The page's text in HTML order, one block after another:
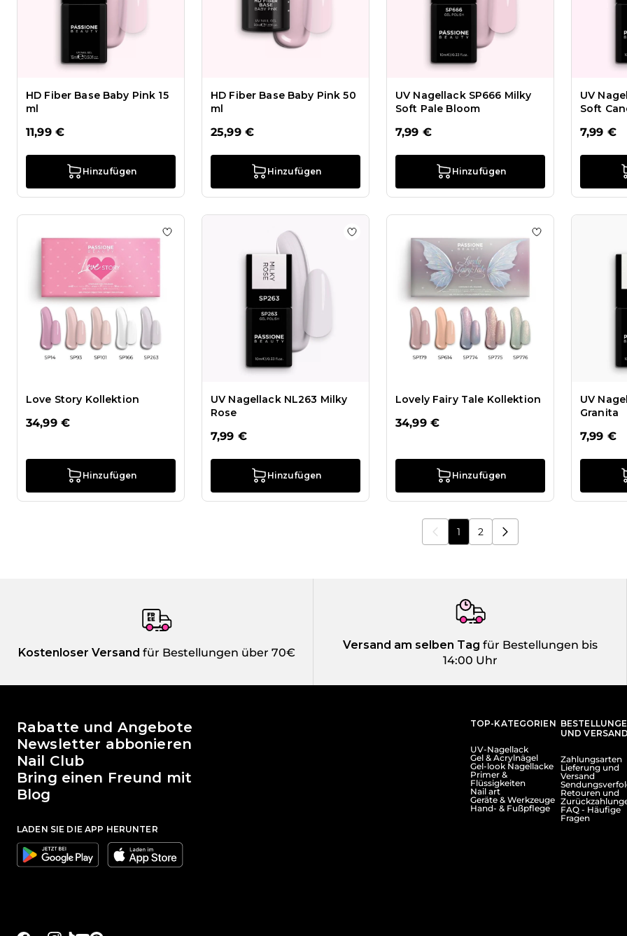
HD Fiber Base Baby Pink 15
ml
11,99 €
Hinzufügen
HD Fiber Base Baby Pink 50
ml
25,99 €
Hinzufügen
UV Nagellack SP666 Milky
Soft Pale Bloom
7,99 €
Hinzufügen
UV
Soft
7,99 €
Love Story Kollektion
34,99 €
Hinzufügen
Zur Wunschliste hinzufügen Love Story Kollektion
UV Nagellack NL263 Milky
Rose
7,99 €
Hinzufügen
Zur Wunschliste hinzufügen UV Nagellack NL263 Milky
Lovely Fairy Tale Kollektion
34,99 €
Hinzufügen
Zur Wunschliste
UV
Granita
7,99 €
Sie lesen gerade die Seite
1 Seite
2
Kostenloser Versand für Bestellungen über 70€
Versand am selben Tag für Bestellungen bis
14:00 Uhr
Die Welt von Passione Beauty
Rabatte und Angebote
Newsletter abbonieren
Nail Club
Bring einen Freund mit
Blog
LADEN SIE DIE APP HERUNTER
Google Apple
TOP-KATEGORIEN
UV-Nagellack
Gel & Acrylnägel
Gel-look Nagellacke
Primer &
Flüssigkeiten
Nail art
Geräte & Werkzeuge
Hand- & Fußpflege
UND VERSAND
Zahlungsarten
Lieferung und
Versand
Retouren und
FAQ - Häufige
Fragen